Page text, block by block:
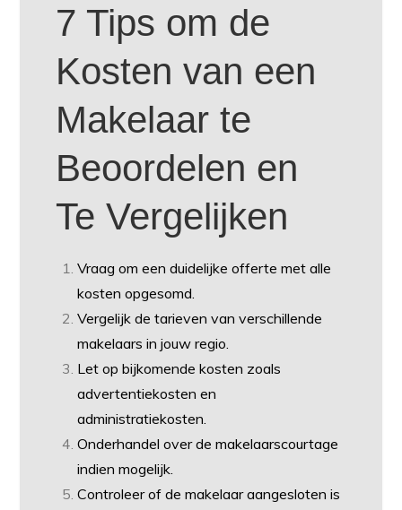
7 Tips om de
Kosten van een
Makelaar te
Beoordelen en
Te Vergelijken
Vraag om een duidelijke offerte met alle
kosten opgesomd.
Vergelijk de tarieven van verschillende
makelaars in jouw regio.
Let op bijkomende kosten zoals
advertentiekosten en
administratiekosten.
Onderhandel over de makelaarscourtage
indien mogelijk.
Controleer of de makelaar aangesloten is